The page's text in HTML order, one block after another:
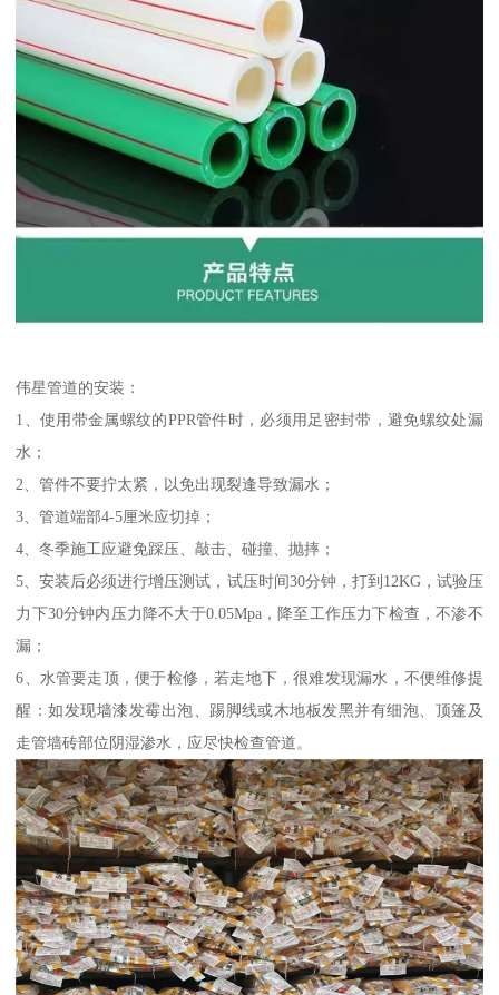
伟星管道的安装：
1、使用带金属螺纹的PPR管件时，必须用足密封带，避免螺纹处漏
水；
2、管件不要拧太紧，以免出现裂逢导致漏水；
3、管道端部4-5厘米应切掉；
4、冬季施工应避免踩压、敲击、碰撞、抛摔；
5、安装后必须进行增压测试，试压时间30分钟，打到12KG，试验压
力下30分钟内压力降不大于0.05Mpa，降至工作压力下检查，不渗不
漏；
6、水管要走顶，便于检修，若走地下，很难发现漏水，不便维修提
醒：如发现墙漆发霉出泡、踢脚线或木地板发黑并有细泡、顶篷及
走管墙砖部位阴湿渗水，应尽快检查管道。